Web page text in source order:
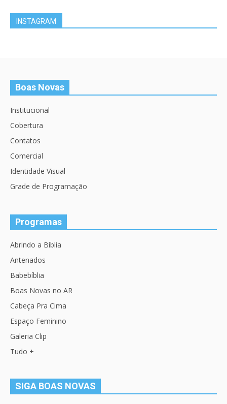
INSTAGRAM
Boas Novas
Institucional
Cobertura
Contatos
Comercial
Identidade Visual
Grade de Programação
Programas
Abrindo a Bíblia
Antenados
Babebíblia
Boas Novas no AR
Cabeça Pra Cima
Espaço Feminino
Galeria Clip
Tudo +
SIGA BOAS NOVAS